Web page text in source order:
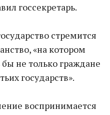
госсекретарь.
стремится
«на котором
не только граждане
государств».
воспринимается